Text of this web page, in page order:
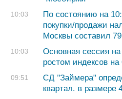
10:03
По состоянию на
покупки/продажи
Москвы составил
10:03
Основная сессия
ростом индексов на
09:51
СД "Займера"
квартал. в размере